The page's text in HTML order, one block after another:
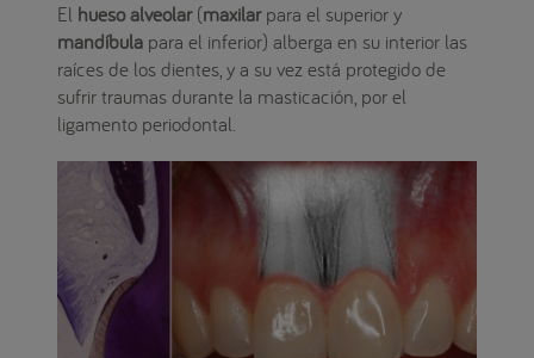
El hueso alveolar(maxilarpara el superior y
mandíbulapara el inferior) alberga en su interior las
raíces de los dientes, y a su vez está protegido de
sufrir traumas durante la masticación, por el
ligamento periodontal.